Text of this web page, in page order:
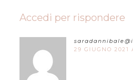
Accedi per rispondere
29 GIUGNO 2021